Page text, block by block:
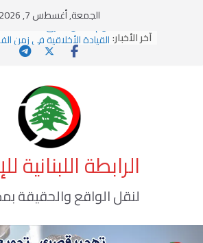
الجمعة, أغسطس 7, 2026
آخر الأخبار:يومَ يَفيضُ العَرَقُ
القيادة الأخلاقية في زمن الفتن
وهن المؤسسات!
الرابطة اللبنانية
لنقل الواقع والحقيقة